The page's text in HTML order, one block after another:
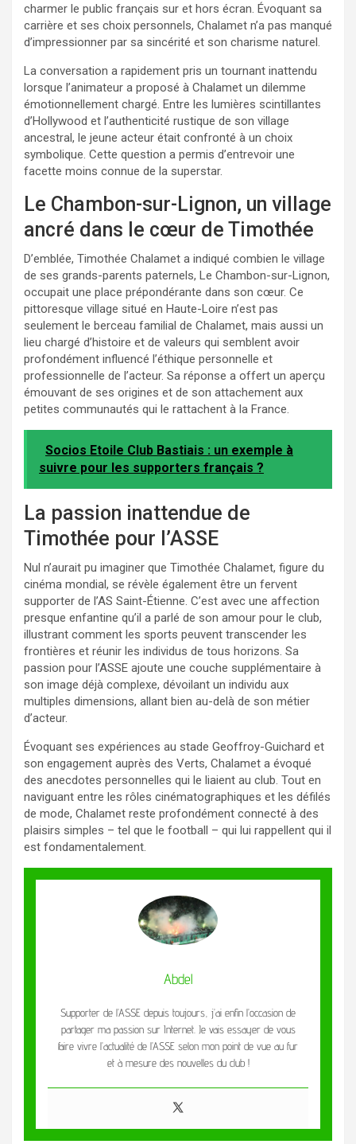
charmer le public français sur et hors écran. Évoquant sa
carrière et ses choix personnels, Chalamet n’a pas manqué
d’impressionner par sa sincérité et son charisme naturel.
La conversation a rapidement pris un tournant inattendu
lorsque l’animateur a proposé à Chalamet un dilemme
émotionnellement chargé. Entre les lumières scintillantes
d’Hollywood et l’authenticité rustique de son village
ancestral, le jeune acteur était confronté à un choix
symbolique. Cette question a permis d’entrevoir une
facette moins connue de la superstar.
Le Chambon-sur-Lignon, un village
ancré dans le cœur de Timothée
D’emblée, Timothée Chalamet a indiqué combien le village
de ses grands-parents paternels, Le Chambon-sur-Lignon,
occupait une place prépondérante dans son cœur. Ce
pittoresque village situé en Haute-Loire n’est pas
seulement le berceau familial de Chalamet, mais aussi un
lieu chargé d’histoire et de valeurs qui semblent avoir
profondément influencé l’éthique personnelle et
professionnelle de l’acteur. Sa réponse a offert un aperçu
émouvant de ses origines et de son attachement aux
petites communautés qui le rattachent à la France.
Socios Etoile Club Bastiais : un exemple à
suivre pour les supporters français ?
La passion inattendue de
Timothée pour l’ASSE
Nul n’aurait pu imaginer que Timothée Chalamet, figure du
cinéma mondial, se révèle également être un fervent
supporter de l’AS Saint-Étienne. C’est avec une affection
presque enfantine qu’il a parlé de son amour pour le club,
illustrant comment les sports peuvent transcender les
frontières et réunir les individus de tous horizons. Sa
passion pour l’ASSE ajoute une couche supplémentaire à
son image déjà complexe, dévoilant un individu aux
multiples dimensions, allant bien au-delà de son métier
d’acteur.
Évoquant ses expériences au stade Geoffroy-Guichard et
son engagement auprès des Verts, Chalamet a évoqué
des anecdotes personnelles qui le liaient au club. Tout en
naviguant entre les rôles cinématographiques et les défilés
de mode, Chalamet reste profondément connecté à des
plaisirs simples – tel que le football – qui lui rappellent qui il
est fondamentalement.
Abdel
Supporter de l’ASSE depuis toujours, j’ai enfin l’occasion de
partager ma passion sur Internet. Je vais essayer de vous
faire vivre l’actualité de l’ASSE selon mon point de vue au fur
et à mesure des nouvelles du club !